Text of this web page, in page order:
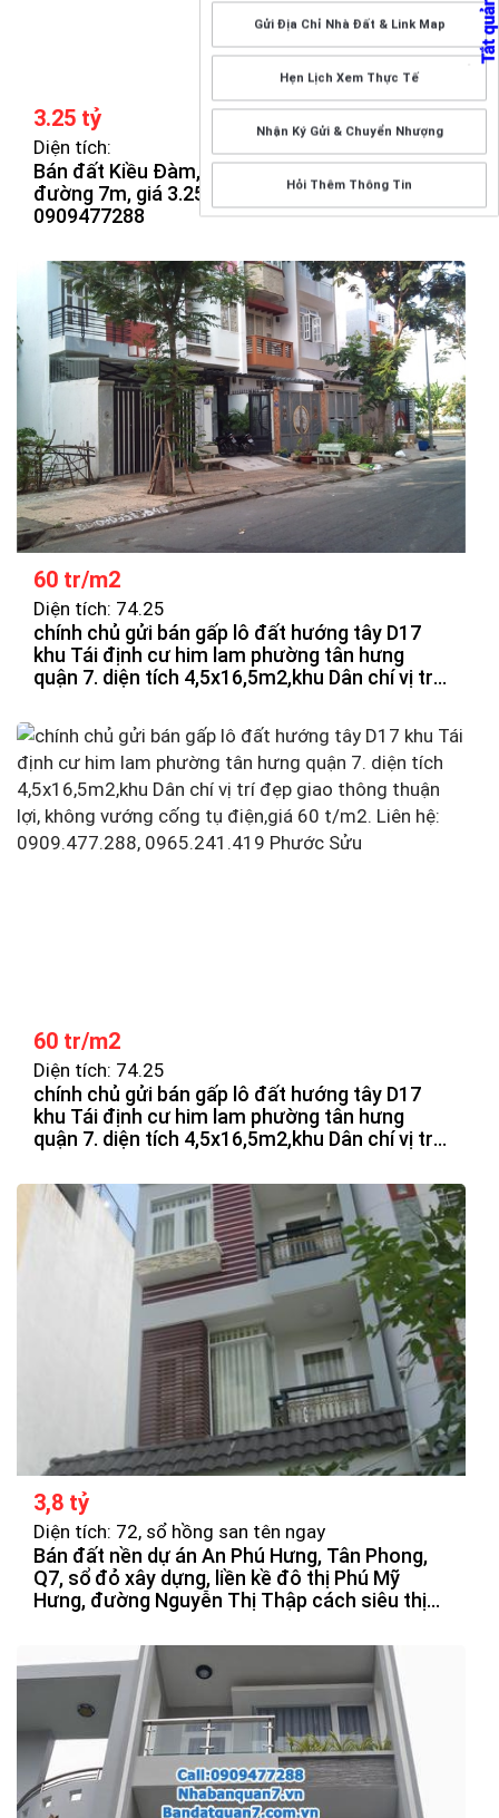
Gửi Địa Chỉ Nhà Đất & Link Map
Hẹn Lịch Xem Thực Tế
Nhận Ký Gửi & Chuyển Nhượng
Hỏi Thêm Thông Tin
3.25 tỷ
Diện tích:
Bán đất Kiều Đàm, DT 5,4x15m, hướng Tây,
đường 7m, giá 3.25 tỷ, còn thương lượng. Lh
0909477288
60 tr/m2
Diện tích: 74.25
chính chủ gửi bán gấp lô đất hướng tây D17
khu Tái định cư him lam phường tân hưng
quận 7. diện tích 4,5x16,5m2,khu Dân chí vị trí
tụ điện,giá 55t/m2
60 tr/m2
Diện tích: 74.25
chính chủ gửi bán gấp lô đất hướng tây D17
khu Tái định cư him lam phường tân hưng
quận 7. diện tích 4,5x16,5m2,khu Dân chí vị trí
tụ điện,giá 60 t/m2. Liên hệ: 0909.477.288,
0965.241.419 Phước Sửu
3,8 tỷ
Diện tích: 72, sổ hồng san tên ngay
Bán đất nền dự án An Phú Hưng, Tân Phong,
Q7, sổ đỏ xây dựng, liền kề đô thị Phú Mỹ
Hưng, đường Nguyễn Thị Thập cách siêu thị
19m, đường 16m, vị trí đẹp, khu an ninh dân trí
cao, giá 3,8tỷ. LH: 0909477288